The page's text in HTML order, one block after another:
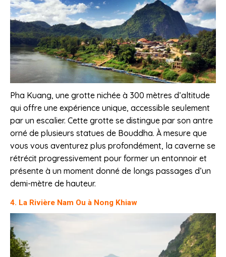
Pha Kuang, une grotte nichée à 300 mètres d’altitude
qui offre une expérience unique, accessible seulement
par un escalier. Cette grotte se distingue par son antre
orné de plusieurs statues de Bouddha. À mesure que
vous vous aventurez plus profondément, la caverne se
rétrécit progressivement pour former un entonnoir et
présente à un moment donné de longs passages d’un
demi-mètre de hauteur.
4. La Rivière Nam Ou à Nong Khiaw